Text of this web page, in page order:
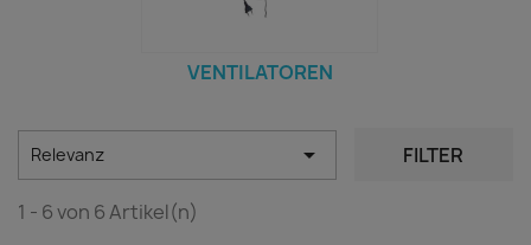
VENTILATOREN
Relevanz  FILTER
1 - 6 von 6 Artikel(n)